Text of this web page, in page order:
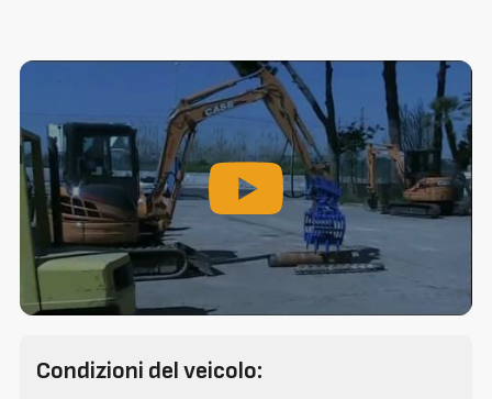
Condizioni del veicolo: